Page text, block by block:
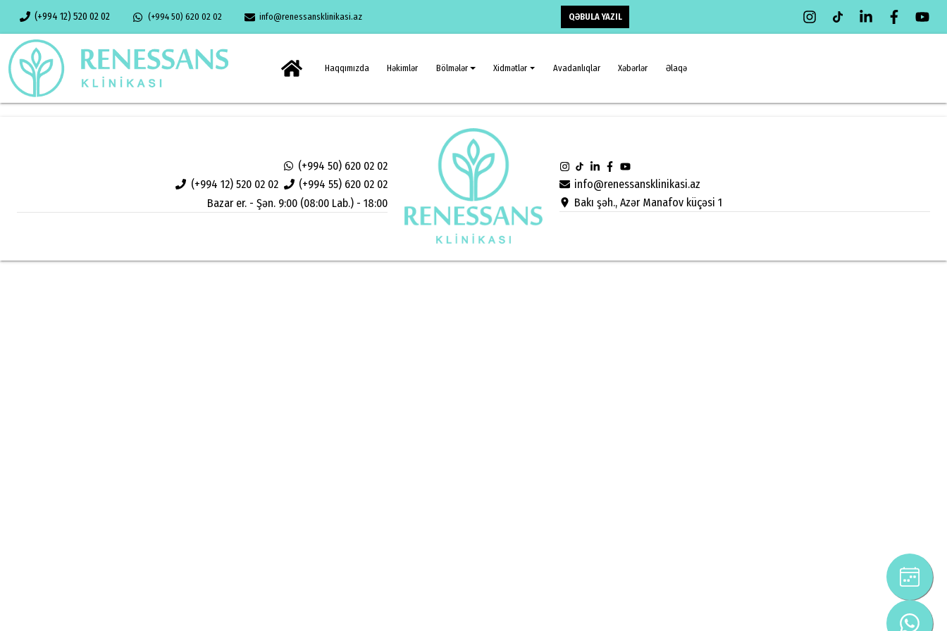
(+994 12) 520 02 02 (+994 50) 620 02 02 info@renessansklinikasi.az QƏBULA YAZIL
Haqqımızda Həkimlər Bölmələr Xidmətlər Avadanlıqlar Xəbərlər Əlaqə
info@renessansklinikasi.az
Bakı şəh., Azər Manafov küçəsi 1
(+994 12) 520 02 02 (+994 55) 620 02 02
(+994 50) 620 02 02
Bazar er. - Şən. 9:00 (08:00 Lab.) - 18:00